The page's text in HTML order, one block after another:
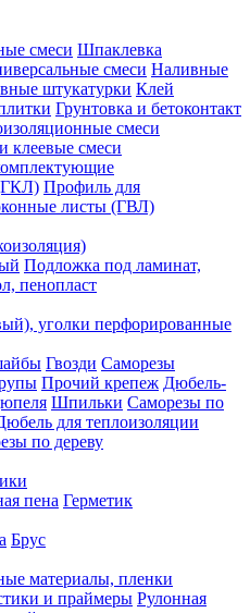
смеси Шпаклевка
смеси Наливные
штукатурки Клей
Грунтовка и бетоконтакт
смеси
клеевые смеси
Профиль для
листы (ГВЛ)
Подложка под ламинат,
пенопласт
уголки перфорированные
Гвозди Саморезы
Прочий крепеж Дюбель-
Шпильки Саморезы по
для теплоизоляции
по дереву
пена Герметик
Брус
материалы, пленки
и праймеры Рулонная